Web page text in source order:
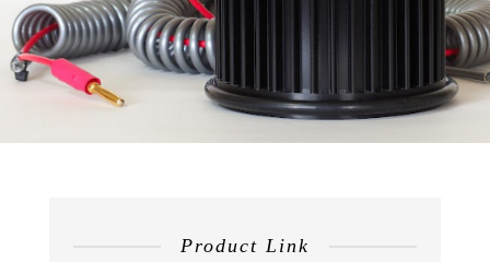
Product Link